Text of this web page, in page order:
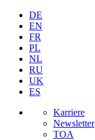
DE
EN
FR
PL
NL
RU
UK
ES
Karriere
Newsletter
TOA